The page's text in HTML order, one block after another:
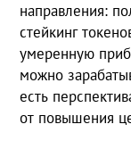
направления:
стейкинг
умеренную
можно
есть
от повышения